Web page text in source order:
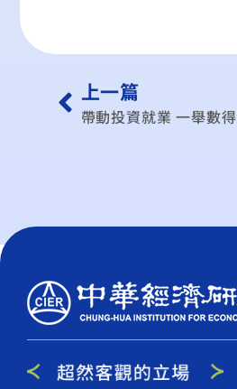
上一篇
帶動投資就業 一舉數得